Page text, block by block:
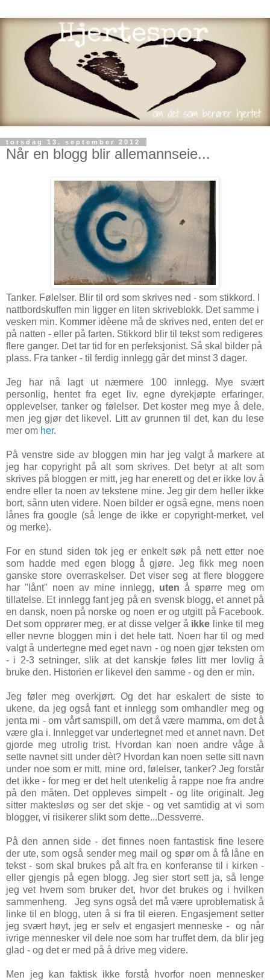
torsdag 13. september 2012
Når en blogg blir allemannseie...
Tanker. Følelser. Blir til ord som skrives ned - som stikkord. I
nattbordskuffen min ligger en liten skriveblokk. Det samme i
vesken min. Kommer idèene må de skrives ned, enten det er
på natten - eller på farten. Stikkord blir til tekst som redigeres
flere ganger. Det tar tid for en perfeksjonist. Så skal bilder på
plass. Fra tanker - til ferdig innlegg går det minst 3 dager.
Jeg har nå lagt ut nærmere 100 innlegg. Mye svært
personlig, hentet fra eget liv, egne dyrekjøpte erfaringer,
opplevelser, tanker og følelser. Det koster meg mye å dele,
men jeg gjør det likevel. Litt av grunnen til det, kan du lese
mer om her.
På venstre side av bloggen min har jeg valgt å markere at
jeg har copyright på alt som skrives. Det betyr at alt som
skrives på bloggen er mitt, jeg har enerett og det er ikke lov å
endre eller ta noen av tekstene mine. Jeg gir dem heller ikke
bort, sånn uten videre. Noen bilder er også egne, mens noen
lånes fra google (så lenge de ikke er copyright-merket, vel
og merke).
For en stund siden tok jeg er enkelt søk på nett etter noe
som hadde med egen blogg å gjøre. Jeg fikk meg noen
ganske store overraskelser. Det viser seg at flere bloggere
har "lånt" noen av mine innlegg, uten å spørre meg om
tillatelse. Et innlegg fant jeg på en svensk blogg, et annet på
en dansk, noen på norske og noen er og utgitt på Facebook.
Det som opprører meg, er at disse velger å ikke linke til meg
eller nevne bloggen min i det hele tatt. Noen har til og med
valgt å undertegne med eget navn - og noen gjør teksten om
- i 2-3 setninger, slik at det kanskje føles litt mer lovlig å
bruke den. Historien er likevel den samme - og den er min.
Jeg føler meg overkjørt. Og det har eskalert de siste to
ukene, da jeg også fant et innlegg som omhandler meg og
jenta mi - om vårt samspill, om det å være mamma, om det å
være gla i. Innlegget var undertegnet med et annet navn. Det
gjorde meg utrolig trist. Hvordan kan noen andre våge å
sette navnet sitt under dèt? Hvordan kan noen sette sitt navn
under noe som er mitt, mine ord, følelser, tanker? Jeg forstår
det ikke - for meg er det helt utenkelig å rappe noe fra andre
på den måten. Det oppleves simpelt - og lite originalt. Jeg
sitter maktesløs og ser det skje - og vet samtidig at vi som
blogger, vi risikerer slikt som dette...Dessverre.
På den annen side - det finnes noen fantastisk fine lesere
der ute, som også sender meg mail og spør om å få låne en
tekst - som skal brukes på alt fra en konferanse til i kirken -
eller gjengis på egen blogg. Jeg sier stort sett ja, så lenge
jeg vet hvem som bruker det, hvor det brukes og i hvilken
sammenheng. Jeg syns også det må være uproblematisk å
linke til en blogg, uten å si fra til eieren. Engasjement setter
jeg svært høyt, jeg er selv et engasjert menneske - og når
ivrige mennesker vil dele noe som har truffet dem, da blir jeg
glad - og det er med på å drive meg videre.
Men jeg kan faktisk ikke forstå hvorfor noen mennesker